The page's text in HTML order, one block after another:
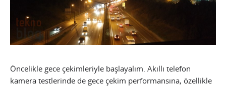
Öncelikle gece çekimleriyle başlayalım. Akıllı telefon
kamera testlerinde de gece çekim performansına, özellikle